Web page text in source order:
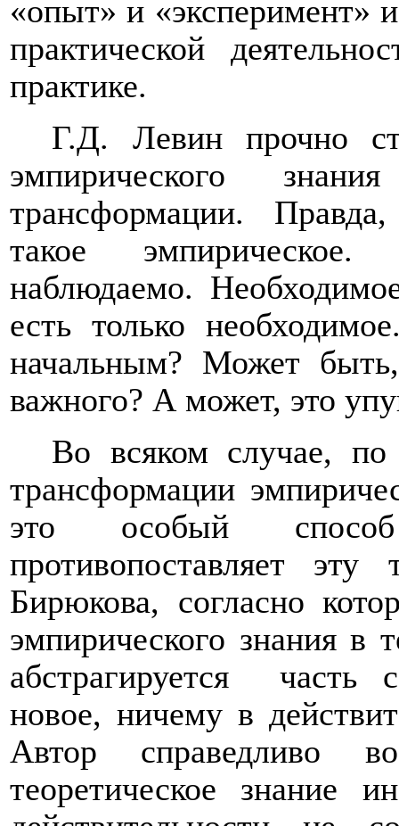
«опыт» и «эксперимент»
практической
практике.
Г.Д. Левин прочно
эмпирического
трансформации.
такое
наблюдаемо.
есть только
начальным? Может
важного? А может, это
Во всяком случае,
трансформации
это особый способ
противопоставляет
Бирюкова, согласно
эмпирического знания в
абстрагируется
часть
новое, ничему в
Автор справедливо
теоретическое знание